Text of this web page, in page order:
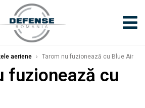
aeriene › Tarom nu fuzionează cu Blue Air
fuzionează cu